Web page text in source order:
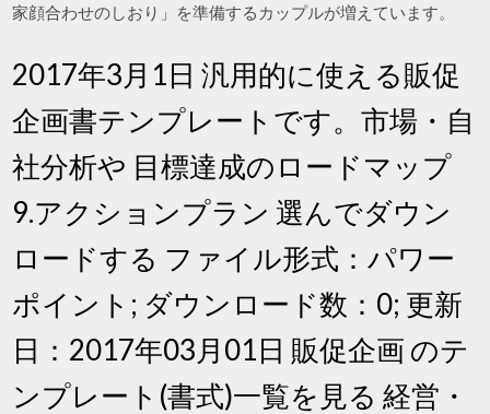
家顔合わせのしおり」を準備するカップルが増えています。
2017年3月1日 汎用的に使える販促
企画書テンプレートです。市場・自
社分析や 目標達成のロードマップ
9.アクションプラン 選んでダウン
ロードする ファイル形式：パワー
ポイント; ダウンロード数：0; 更新
日：2017年03月01日 販促企画 のテ
ンプレート(書式)一覧を見る 経営・